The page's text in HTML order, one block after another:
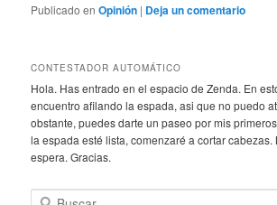
Publicado en Opinión | Deja un comentario
CONTESTADOR AUTOMÁTICO
Hola. Has entrado en el espacio de Zenda. En
encuentro afilando la espada, asi que no puedo
obstante, puedes darte un paseo por mis
la espada esté lista, comenzaré a cortar cabezas.
espera. Gracias.